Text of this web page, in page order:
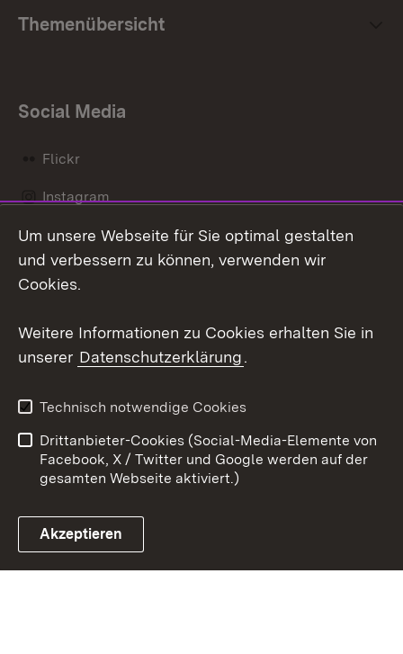
Themenübersicht
Social Media
Flickr
Instagram
Social Wall
Link zum Landesportal
Barrierefreiheit
Benutzungshinweise
Impressum
Cookies
Um unsere Webseite für Sie optimal gestalten
und verbessern zu können, verwenden wir
Cookies.
Weitere Informationen zu Cookies erhalten Sie in
unserer Datenschutzerklärung.
Technisch notwendige Cookies
Drittanbieter-Cookies (Social-Media-Elemente von
Facebook, X / Twitter und Google werden auf der
gesamten Webseite aktiviert.)
Akzeptieren